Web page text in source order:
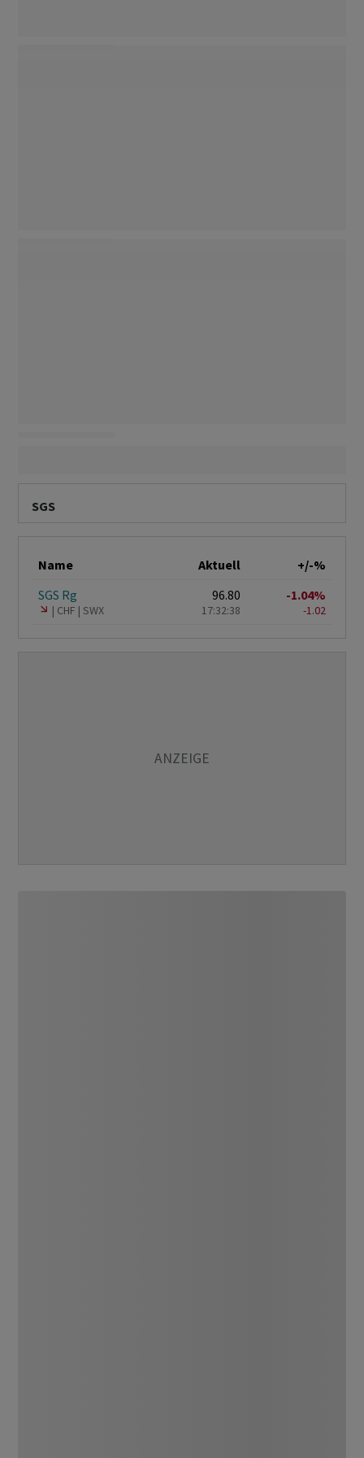
SGS
Name Aktuell
+/-%
SGS Rg
CHF SWX
96.80
17:32:38
-1.04%
-1.02